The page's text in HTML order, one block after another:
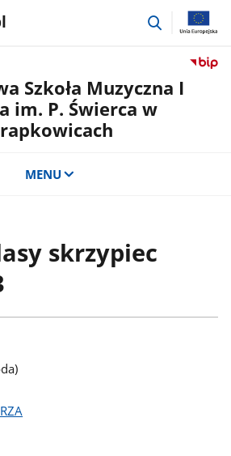
przejdź
Szkoła Muzyczna I
im. P. Świerca w
MENU
skrzypiec